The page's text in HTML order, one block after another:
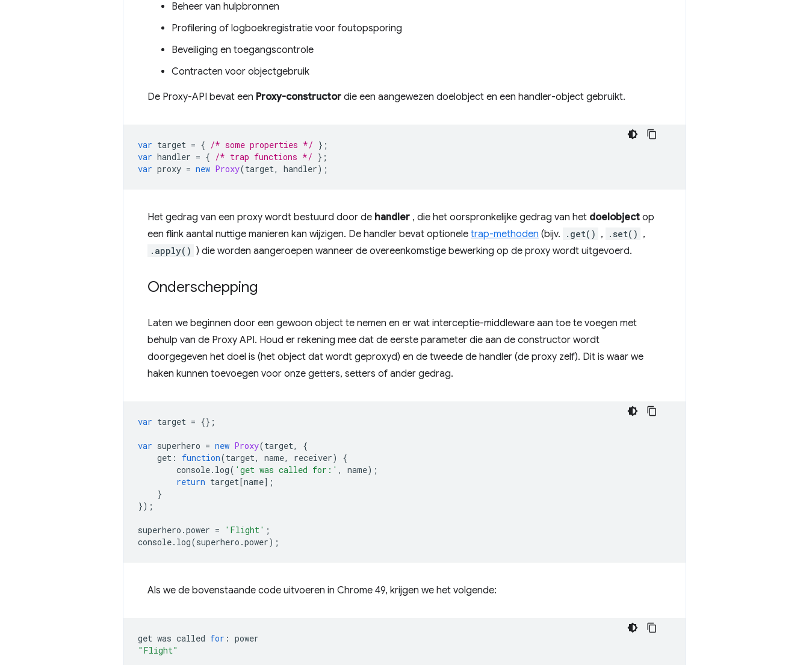
Beheer van hulpbronnen
Profilering of logboekregistratie voor foutopsporing
Beveiliging en toegangscontrole
Contracten voor objectgebruik
De Proxy-API bevat een Proxy-constructor die een aangewezen doelobject en een handler-object gebruikt.
var target = { /* some properties */ };
var handler = { /* trap functions */ };
var proxy = new Proxy(target, handler);
Het gedrag van een proxy wordt bestuurd door de handler , die het oorspronkelijke gedrag van het doelobject op
een flink aantal nuttige manieren kan wijzigen. De handler bevat optionele trap-methoden (bijv. .get() , .set() ,
.apply() ) die worden aangeroepen wanneer de overeenkomstige bewerking op de proxy wordt uitgevoerd.
Onderschepping
Laten we beginnen door een gewoon object te nemen en er wat interceptie-middleware aan toe te voegen met
behulp van de Proxy API. Houd er rekening mee dat de eerste parameter die aan de constructor wordt
doorgegeven het doel is (het object dat wordt geproxyd) en de tweede de handler (de proxy zelf). Dit is waar we
haken kunnen toevoegen voor onze getters, setters of ander gedrag.
var target = {};
var superhero = new Proxy(target,
{
get : function(target, name, receiver)
{
console. log( 'get was called for:' , name);
return target[name];
}
});
superhero .power = 'Flight' ;
console. log(superhero .power);
Als we de bovenstaande code uitvoeren in Chrome 49, krijgen we het volgende:
get was called for : power
"Flight"